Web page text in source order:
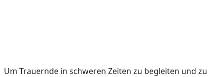
Um Trauernde in schweren Zeiten zu begleiten und zu